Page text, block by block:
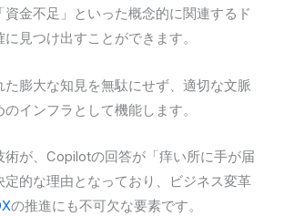
資金不足」といった概念的に関連するド
見つけ出すことができます。
た膨大な知見を無駄にせず、適切な文脈
インフラとして機能します。
術が、Copilotの回答が「痒い所に手が届
定的な理由となっており、ビジネス変革
の推進にも不可欠な要素です。